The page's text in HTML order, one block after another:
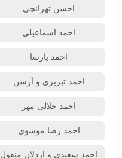
احسن تهرانچی
احمد اسماعیلی
احمد پارسا
احمد تبریزی و آرسن
احمد جلالی مهر
احمد رضا موسوی
احمد سعیدی و اردلان منقول